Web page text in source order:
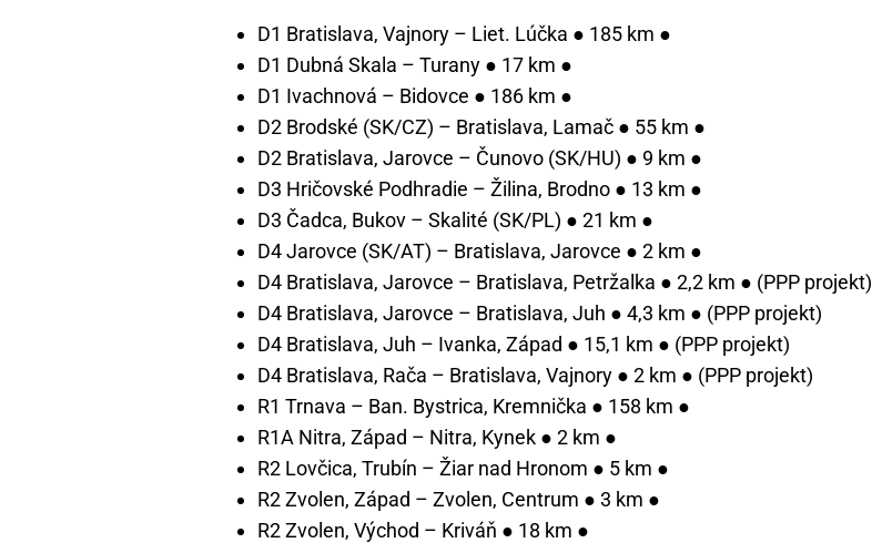
D1 Bratislava, Vajnory – Liet. Lúčka ● 185 km ●
D1 Dubná Skala – Turany ● 17 km ●
D1 Ivachnová – Bidovce ● 186 km ●
D2 Brodské (SK/CZ) – Bratislava, Lamač ● 55 km ●
D2 Bratislava, Jarovce – Čunovo (SK/HU) ● 9 km ●
D3 Hričovské Podhradie – Žilina, Brodno ● 13 km ●
D3 Čadca, Bukov – Skalité (SK/PL) ● 21 km ●
D4 Jarovce (SK/AT) – Bratislava, Jarovce ● 2 km ●
D4 Bratislava, Jarovce – Bratislava, Petržalka ● 2,2 km ● (PPP projekt)
D4 Bratislava, Jarovce – Bratislava, Juh ● 4,3 km ● (PPP projekt)
D4 Bratislava, Juh – Ivanka, Západ ● 15,1 km ● (PPP projekt)
D4 Bratislava, Rača – Bratislava, Vajnory ● 2 km ● (PPP projekt)
R1 Trnava – Ban. Bystrica, Kremnička ● 158 km ●
R1A Nitra, Západ – Nitra, Kynek ● 2 km ●
R2 Lovčica, Trubín – Žiar nad Hronom ● 5 km ●
R2 Zvolen, Západ – Zvolen, Centrum ● 3 km ●
R2 Zvolen, Východ – Kriváň ● 18 km ●